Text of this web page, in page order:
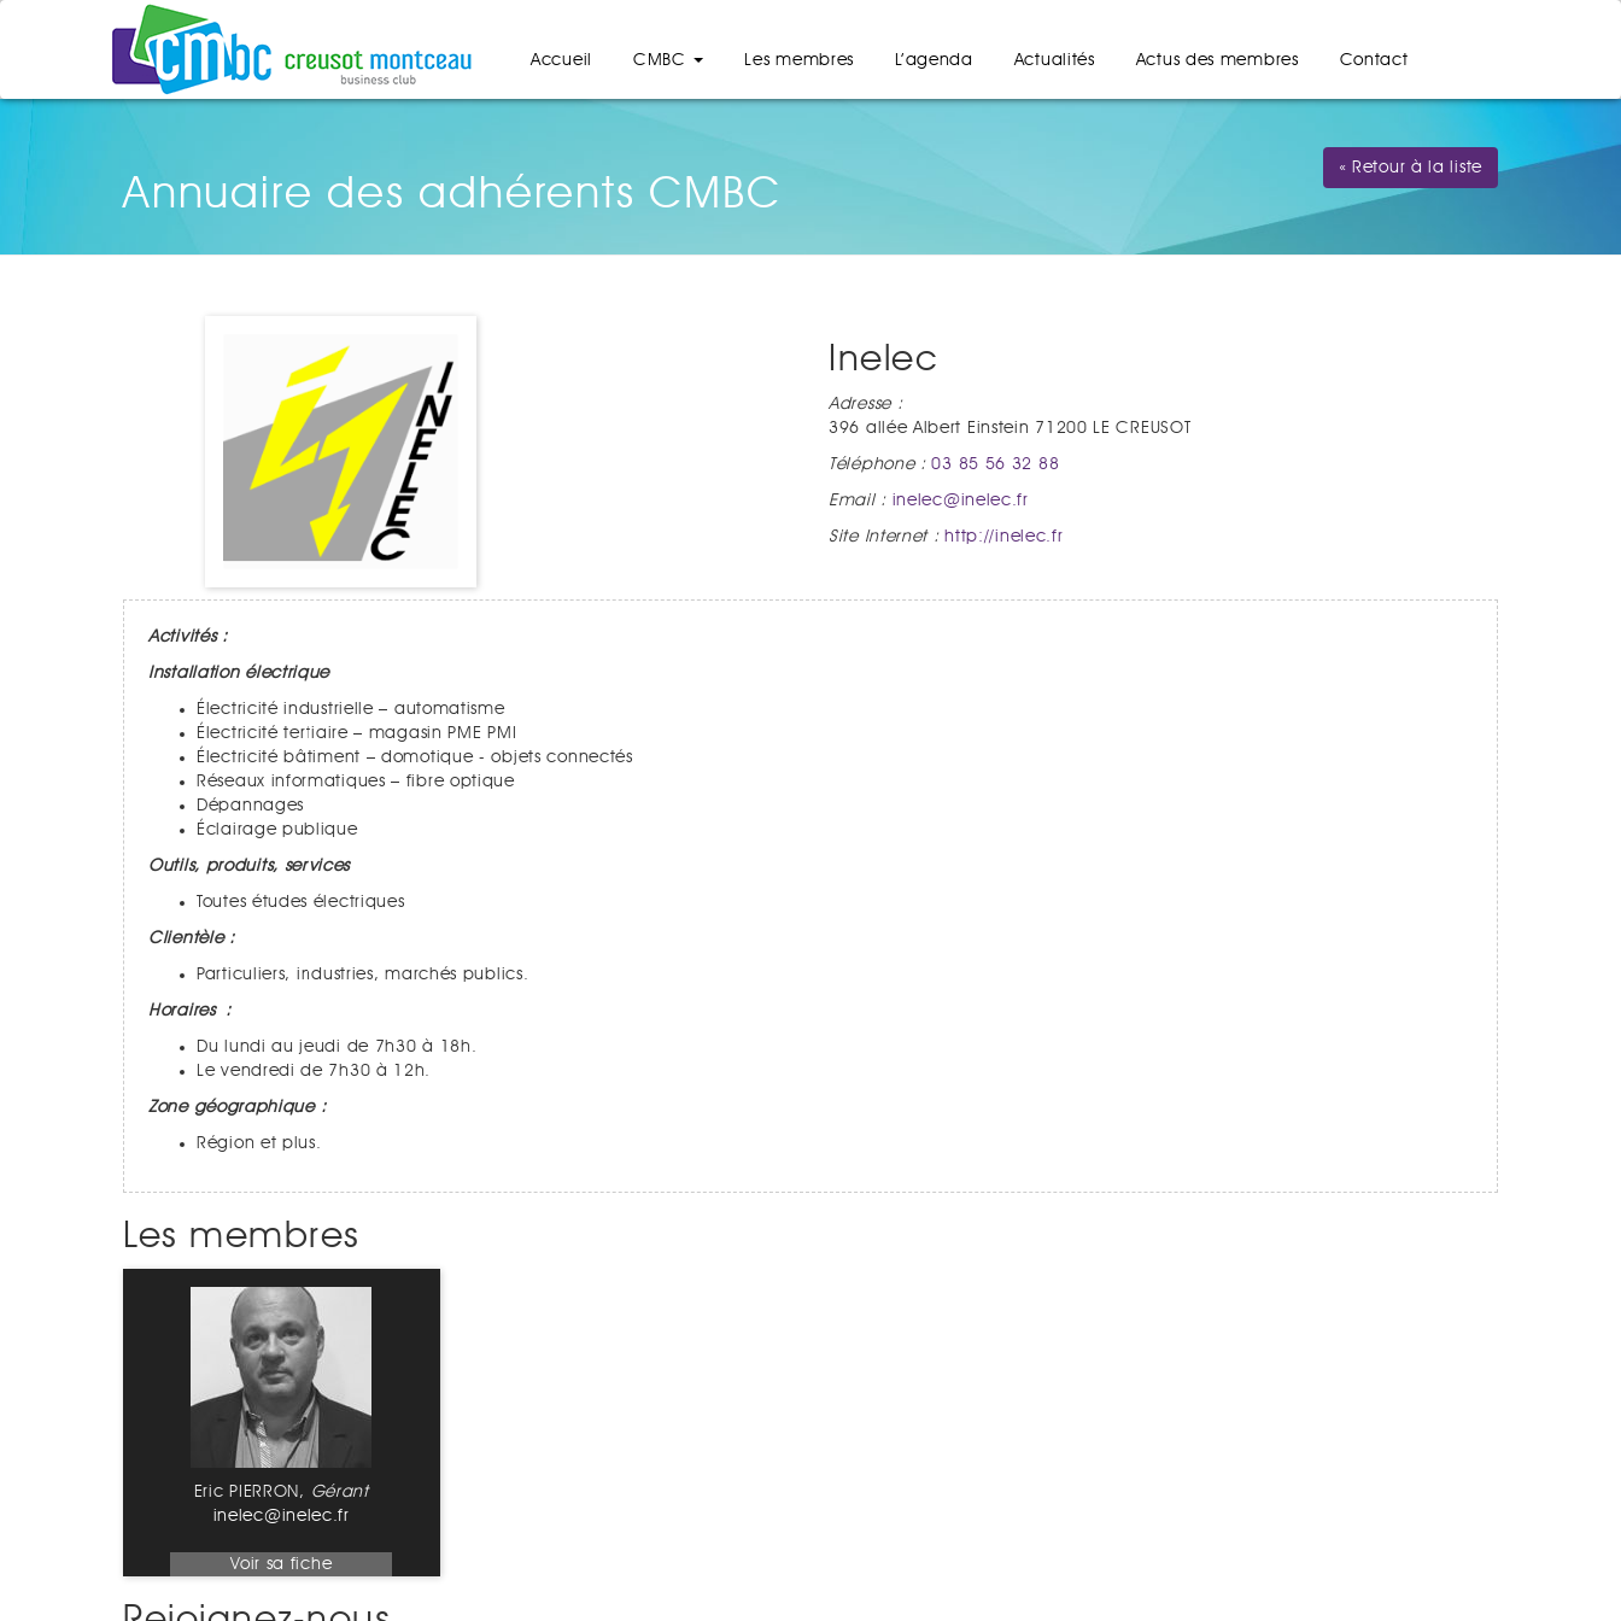
Accueil CMBC Les membres L’agenda Actualités Actus des membres Contact
« Retour à la liste
Annuaire des adhérents CMBC
Inelec
Adresse :
396 allée Albert Einstein 71200 LE CREUSOT
Téléphone : 03 85 56 32 88
Email : inelec@inelec.fr
Site Internet : http://inelec.fr
Activités :
Installation électrique
Électricité industrielle – automatisme
Électricité tertiaire – magasin PME PMI
Électricité bâtiment – domotique - objets connectés
Réseaux informatiques – fibre optique
Dépannages
Éclairage publique
Outils, produits, services
Toutes études électriques
Clientèle :
Particuliers, industries, marchés publics.
Horaires :
Du lundi au jeudi de 7h30 à 18h.
Le vendredi de 7h30 à 12h.
Zone géographique :
Région et plus.
Les membres
Eric PIERRON, Gérant
inelec@inelec.fr
Voir sa fiche